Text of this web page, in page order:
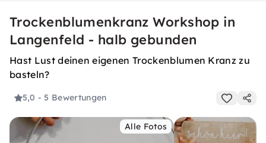
Trockenblumenkranz Workshop in
Langenfeld - halb gebunden
Hast Lust deinen eigenen Trockenblumen Kranz zu
basteln?
5,0 - 5 Bewertungen
Alle Fotos